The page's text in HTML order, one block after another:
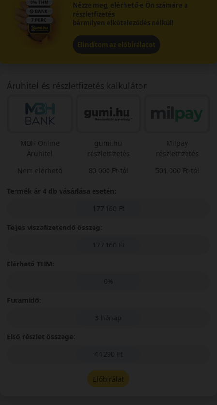
Nézze meg, elérhető-e Ön számára a
részletfizetés
bármilyen elköteleződés nélkül!
Elindítom az előbírálatot
Áruhitel és részletfizetés kalkulátor
MBH Online
Áruhitel
Nem elérhető
gumi.hu
részletfizetés
80 000 Ft-tól
Milpay
részletfizetés
501 000 Ft-tól
Termék ár 4 db vásárlása esetén:
177 160 Ft
Teljes viszafizetendő összeg:
177 160 Ft
Elérhető THM:
0%
Futamidő:
3 hónap
Első részlet összege:
44 290 Ft
Előbírálat